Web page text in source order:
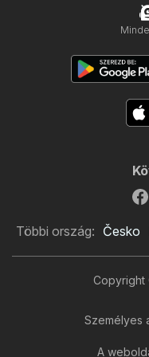
Többi ország: Česko
Copyright
Személyes
A